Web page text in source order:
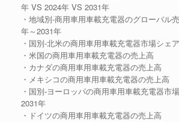
年 VS 2024年 VS 2031年
・地域別-商用車用車載充電器のグローバル
年～2031年
・国別-北米の商用車用車載充電器市場シェ
・米国の商用車用車載充電器の売上高
・カナダの商用車用車載充電器の売上高
・メキシコの商用車用車載充電器の売上高
・国別-ヨーロッパの商用車用車載充電器市
2031年
・ドイツの商用車用車載充電器の売上高